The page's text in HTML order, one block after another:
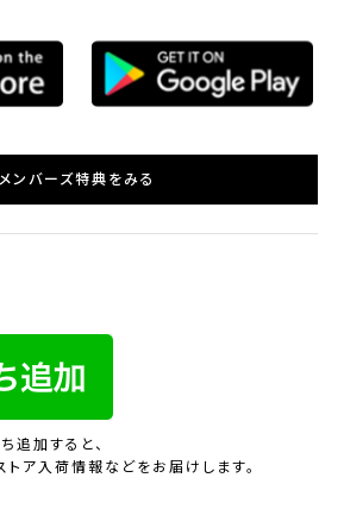
メンバーズ特典をみる
追加すると、
ア入荷情報などをお届けします。